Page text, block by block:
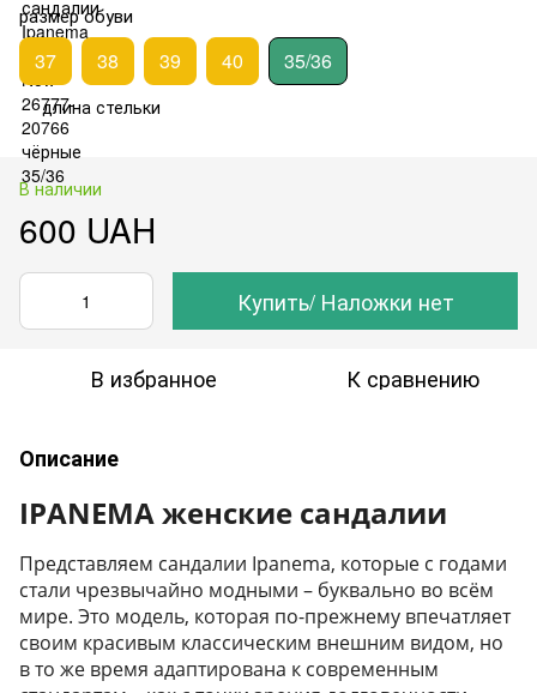
размер обуви
37 38 39 40 35/36
длина стельки
В наличии
600 UAH
Купить/ Наложки нет
В избранное К сравнению
Описание
IPANEMA женские сандалии
Представляем сандалии Ipanema, которые с годами
стали чрезвычайно модными – буквально во всём
мире. Это модель, которая по-прежнему впечатляет
своим красивым классическим внешним видом, но
в то же время адаптирована к современным